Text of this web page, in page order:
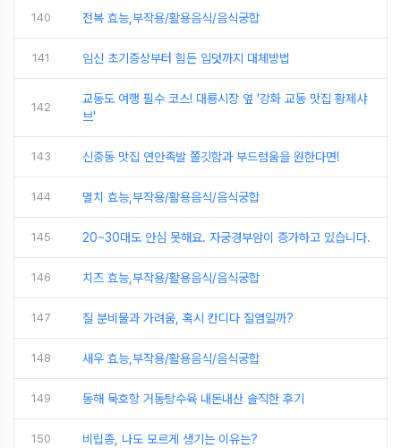
140 전복 효능,부작용/활용음식/음식궁합
141 임신 초기증상부터 힘든 입덧까지 대체방법
142
교동도 여행 필수 코스! 대룡시장 옆 '강화 교동 맛집 황제샤
브'
143 신중동 맛집 연안족발 쫄깃함과 부드럼움을 원한다면!
144 멸치 효능,부작용/활용음식/음식궁합
145 20~30대도 안심 못해요. 자궁경부암이 증가하고 있습니다.
146 치즈 효능,부작용/활용음식/음식궁합
147 질 분비물과 가려움, 혹시 칸디다 질염일까?
148 새우 효능,부작용/활용음식/음식궁합
149 동해 묵호항 거동탕수육 내돈내산 솔직한 후기
150 비립종, 나도 모르게 생기는 이유는?